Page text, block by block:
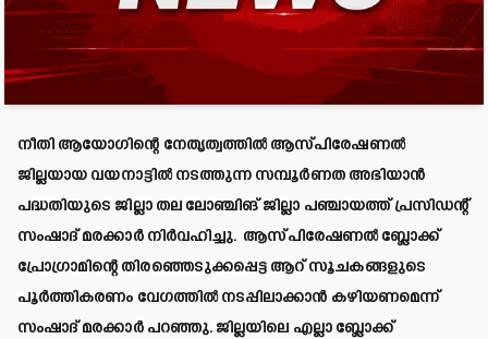
നീതി ആയോഗിന്റെ നേതൃത്വത്തില്‍ ആസ്പിരേഷണല്‍
ജില്ലയായ വയനാട്ടില്‍ നടത്തുന്ന സമ്പൂര്‍ണത അഭിയാന്‍
പദ്ധതിയുടെ ജില്ലാ തല ലോഞ്ചിങ് ജില്ലാ പഞ്ചായത്ത് പ്രസിഡന്റ്
സംഷാദ് മരക്കാര്‍ നിര്‍വഹിച്ചു. ആസ്പിരേഷണല്‍ ബ്ലോക്ക്
പ്രോഗ്രാമിന്റെ തിരഞ്ഞെടുക്കപ്പെട്ട ആറ് സൂചകങ്ങളുടെ
പൂര്‍ത്തികരണം വേഗത്തില്‍ നടപ്പിലാക്കാന്‍ കഴിയണമെന്ന്
സംഷാദ് മരക്കാര്‍ പറഞ്ഞു. ജില്ലയിലെ എല്ലാ ബ്ലോക്ക്